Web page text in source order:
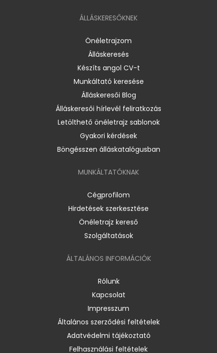
ÁLLÁSKERESŐKNEK
Önéletrajzom
Álláskeresés
Készíts angol CV-t
Munkáltató keresése
Álláskeresői Blog
Álláskeresői hírlevél feliratkozás
Letölthető önéletrajz sablonok
Gyakori kérdések
Böngésszen álláskatalógusban
MUNKÁLTATÓKNAK
Cégprofilom
Hirdetések szerkesztése
Önéletrajz kereső
Szolgáltatások
ÁLTALÁNOS INFORMÁCIÓK
Rólunk
Kapcsolat
Impresszum
Általános szerződési feltételek
Adatvédelmi tájékoztató
Felhasználási feltételek